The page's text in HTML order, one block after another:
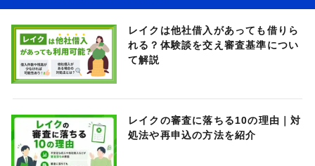
レイクは他社借入があっても借りら
れる？体験談を交え審査基準につい
て解説
レイクの審査に落ちる10の理由｜対
処法や再申込の方法を紹介